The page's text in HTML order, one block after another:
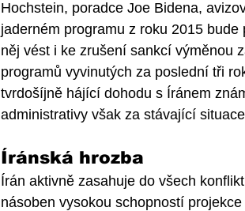
Hochstein, poradce Joe Bidena,
jaderném programu z roku 2015
něj vést i ke zrušení sankcí výměnou
programů vyvinutých za poslední tři
tvrdošíjně hájící dohodu s Íránem
administrativy však za stávající
Íránská hrozba
Írán aktivně zasahuje do všech
násoben vysokou schopností